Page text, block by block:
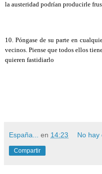
la austeridad podrían producirle
10. Póngase de su parte en
vecinos. Piense que todos ellos
quieren fastidiarlo
España... en 14:23 No hay
Compartir